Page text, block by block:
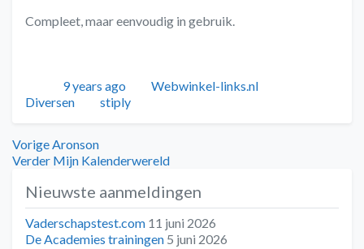
Compleet, maar eenvoudig in gebruik.
Geplaatst
9 years ago Auteur
Webwinkel-links.nl
Diversen
Tags
stiply
Bericht
navigatie
Vorige Vorig
bericht:
Aronson
Verder Volgend
Mijn Kalenderwereld
Nieuwste aanmeldingen
Vaderschapstest.com 11 juni 2026
De Academies trainingen 5 juni 2026